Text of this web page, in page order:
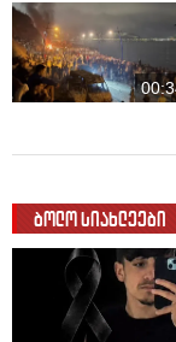
ბოლო სიახლეები